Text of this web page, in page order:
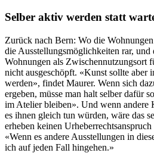
Selber aktiv werden statt
Zurück nach Bern: Wo die
die Ausstellungsmöglichkeiten rar, und
Wohnungen als Zwischennutzungsort
nicht ausgeschöpft. «Kunst sollte aber
werden», findet Maurer. Wenn sich
ergeben, müsse man halt selber dafür
im Atelier bleiben». Und wenn andere
es ihnen gleich tun würden, wäre das
erheben keinen
«Wenn es andere Ausstellungen in
ich auf jeden Fall hingehen.»